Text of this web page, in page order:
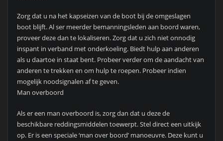
Zorg dat u na het kapseizen van de boot bij de omgeslagen
boot blijft. Al ser meerder bemanningsleden aan boord waren,
proveer deze dan te lokaliseren. Zorg dat u zich niet onnodig
inspant in verband met onderkoeling. Biedt hulp aan anderen
als u daartoe in staat bent. Probeer verder om de aandacht van
anderen te trekken en om hulp te roepen. Probeer indien
mogelijk noodsignalen af te geven.
Man overboord
Als er een man overboord is, zorg dan dat u deze de
beschikbare reddingsmiddelen toewerpt. Stel direct een uitkijk
op. Er is een speciale ‘man over boord’ manoeuvre. Deze kunt u